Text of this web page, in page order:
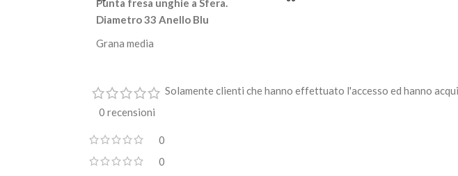
Punta fresa unghie a Sfera.
Diametro 33 Anello Blu
Grana media
qualità. Indispensabile per levigare e
rimuovere le cuticole. Consente un
lavoro preciso e accurato.
della dry manicure
0 recensioni
0
0
Solamente clienti che hanno effettuato l'accesso ed hanno